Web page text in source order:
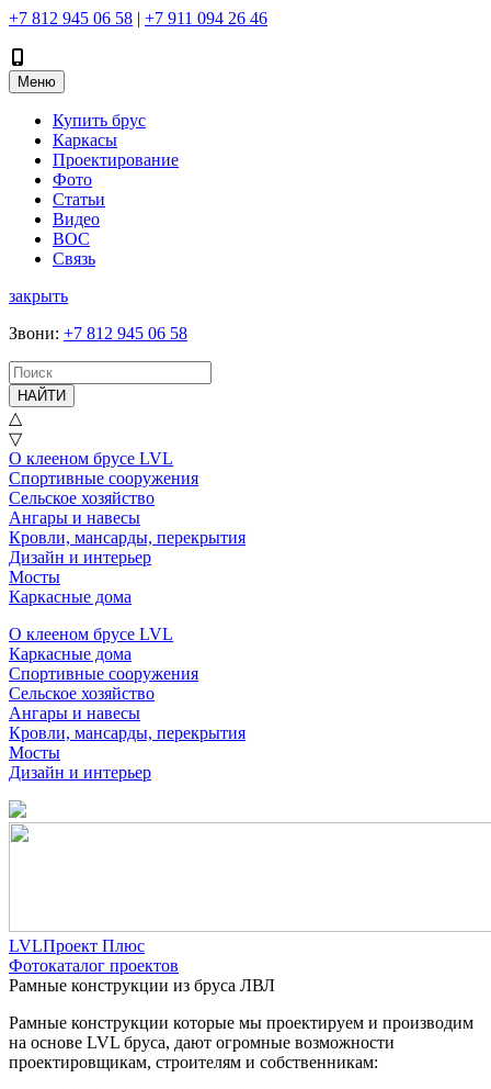
+7 812 945 06 58 | +7 911 094 26 46
Меню
Купить брус
Каркасы
Проектирование
Фото
Статьи
Видео
ВОС
Связь
закрыть
Звони: +7 812 945 06 58
НАЙТИ
△
▽
О клееном брусе LVL
Спортивные сооружения
Сельское хозяйство
Ангары и навесы
Кровли, мансарды, перекрытия
Дизайн и интерьер
Мосты
Каркасные дома
О клееном брусе LVL
Каркасные дома
Спортивные сооружения
Сельское хозяйство
Ангары и навесы
Кровли, мансарды, перекрытия
Мосты
Дизайн и интерьер
LVLПроект Плюс
Фотокаталог проектов
Рамные конструкции из бруса ЛВЛ
Рамные конструкции которые мы проектируем и производим
на основе LVL бруса, дают огромные возможности
проектировщикам, строителям и собственникам: